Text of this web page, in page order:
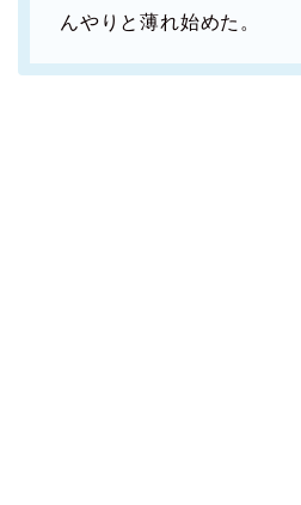
んやりと薄れ始めた。